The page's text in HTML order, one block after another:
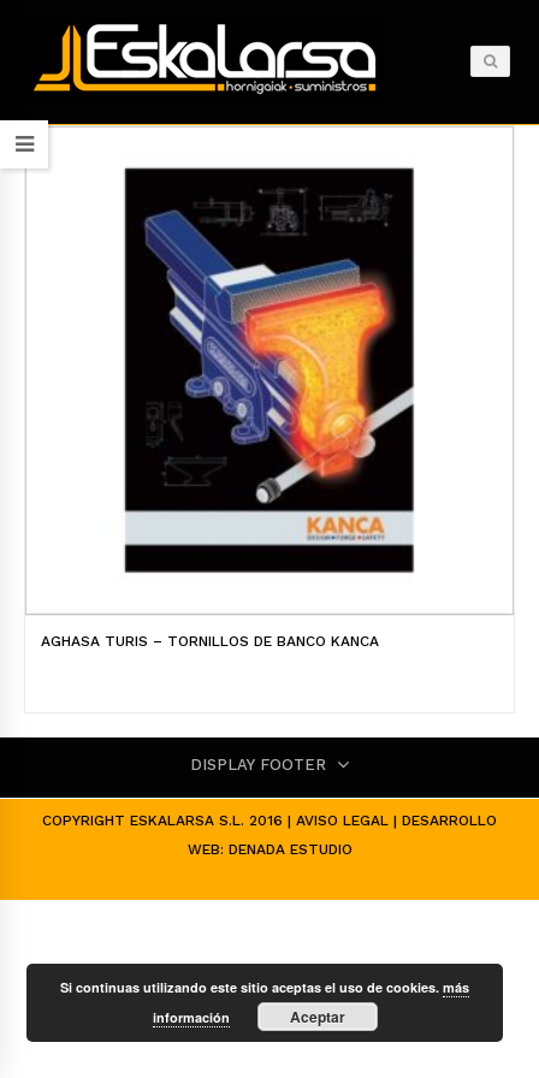
AGHASA TURIS – TORNILLOS DE BANCO KANCA
DISPLAY FOOTER
COPYRIGHT ESKALARSA S.L. 2016 | AVISO LEGAL | DESARROLLO
WEB: DENADA ESTUDIO
Si continuas utilizando este sitio aceptas el uso de cookies.más
información
Aceptar